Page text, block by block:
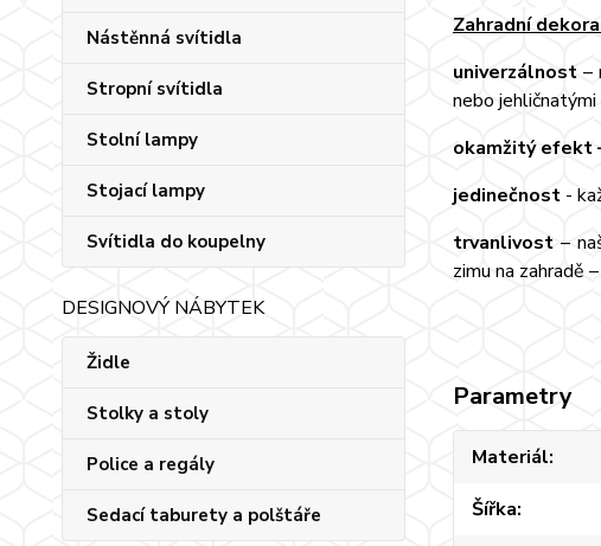
Nástěnná svítidla
Stropní svítidla
Stolní lampy
Stojací lampy
Svítidla do koupelny
DESIGNOVÝ NÁBYTEK
Židle
Stolky a stoly
Police a regály
Sedací taburety a polštáře
Zahradní
univerzálnost–
nebo
okamžitý efekt
jedinečnost-
trvanlivost–
zimu na zahradě
Parametry
Materiál
Šířka